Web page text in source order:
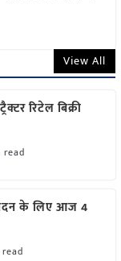
View All
रिटेल बिक्री
read
के लिए आज 4